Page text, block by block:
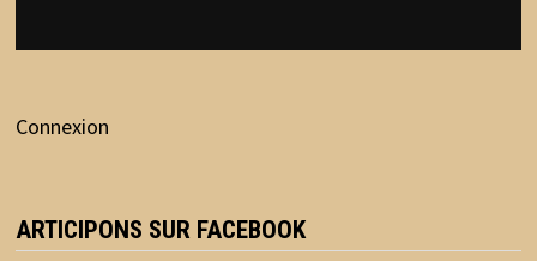
Connexion
ARTICIPONS SUR FACEBOOK